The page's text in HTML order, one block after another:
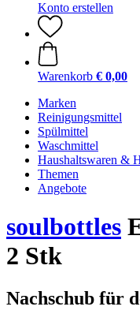
Konto erstellen
Warenkorb € 0,00
Marken
Reinigungsmittel
Spülmittel
Waschmittel
Haushaltswaren &
Themen
Angebote
soulbottles
2 Stk
Nachschub für